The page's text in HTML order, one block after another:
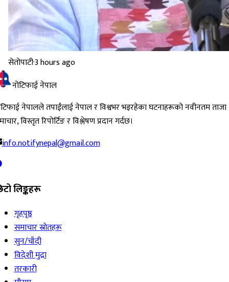
सेतोपाटी·3 hours ago
नोटिफाई नेपाल
नेपालले तपाईंलाई नेपाल र विश्वभर भइरहेका घटनाहरूको नवीनतम ताजा
विस्तृत रिपोर्टिङ र विश्लेषण प्रदान गर्दछ।
info.notifynepal@gmail.com
लिङ्कहरू
गृहपृष्ठ
समाचार स्रोतहरू
सुन/चाँदी
विदेशी मुद्रा
तरकारी